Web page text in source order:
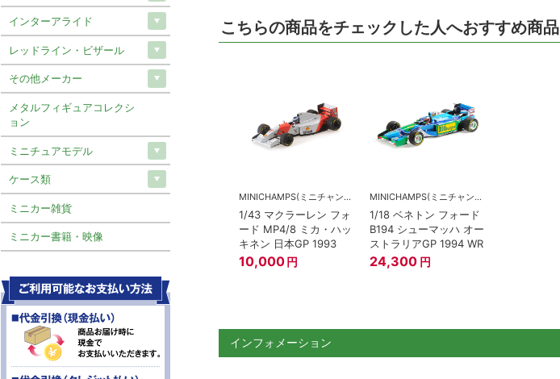
こちらの商品をチェックした人へおすすめ商品
MINICHAMPS(ミニチャンプス)
1/43 マクラーレン フォ
ード MP4/8 ミカ・ハッ
キネン 日本GP 1993
10,000 円
MINICHAMPS(ミニチャンプス)
1/18 ベネトン フォード
B194 シューマッハ オー
ストラリアGP 1994 WR
24,300 円
インフォメーション
インターアライド
レッドライン・ビザール
その他メーカー
メタルフィギュアコレクシ
ョン
ミニチュアモデル
ケース類
ミニカー雑貨
ミニカー書籍・映像